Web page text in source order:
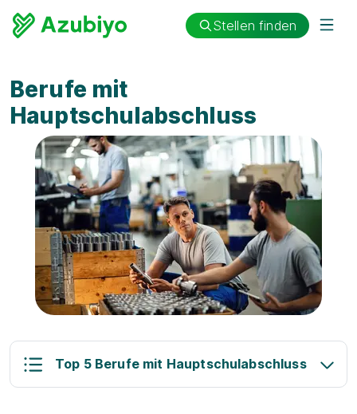
Stellen finden
Berufe mit
Hauptschulabschluss
Top 5 Berufe mit Hauptschulabschluss